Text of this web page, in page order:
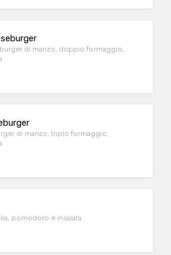
di manzo, doppio formaggio,
di manzo, triplo formaggio,
pomodoro e insalata